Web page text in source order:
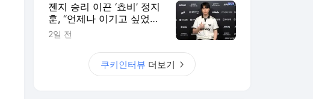
젠지 승리 이끈 ‘쵸비’ 정지
훈, “언제나 이기고 싶었다”
[쿠키인터뷰]
2일 전
쿠키인터뷰 더보기